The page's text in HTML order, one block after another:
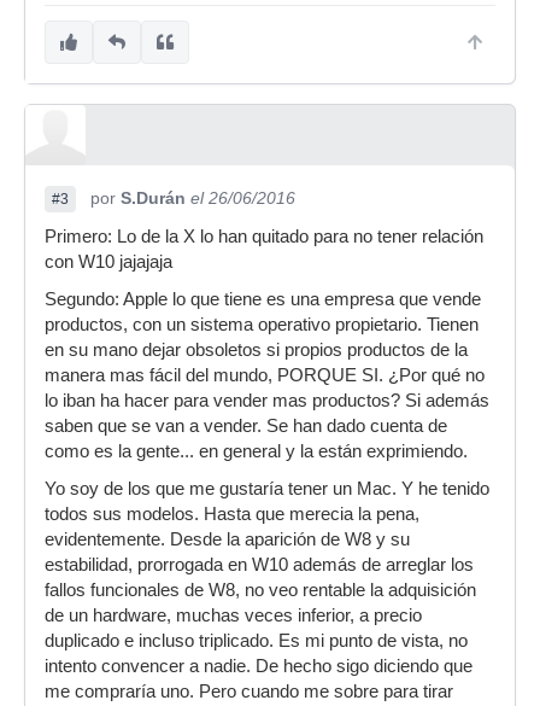
#3 por S.Durán el 26/06/2016
Primero: Lo de la X lo han quitado para no tener relación
con W10 jajajaja
Segundo: Apple lo que tiene es una empresa que vende
productos, con un sistema operativo propietario. Tienen
en su mano dejar obsoletos si propios productos de la
manera mas fácil del mundo, PORQUE SI. ¿Por qué no
lo iban ha hacer para vender mas productos? Si además
saben que se van a vender. Se han dado cuenta de
como es la gente... en general y la están exprimiendo.
Yo soy de los que me gustaría tener un Mac. Y he tenido
todos sus modelos. Hasta que merecia la pena,
evidentemente. Desde la aparición de W8 y su
estabilidad, prorrogada en W10 además de arreglar los
fallos funcionales de W8, no veo rentable la adquisición
de un hardware, muchas veces inferior, a precio
duplicado e incluso triplicado. Es mi punto de vista, no
intento convencer a nadie. De hecho sigo diciendo que
me compraría uno. Pero cuando me sobre para tirar